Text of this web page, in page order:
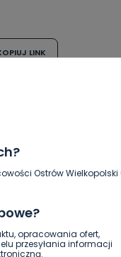
Ostrów
opracowania ofert,
przesyłania informacji
LINK